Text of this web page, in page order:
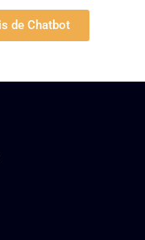
de Chatbot